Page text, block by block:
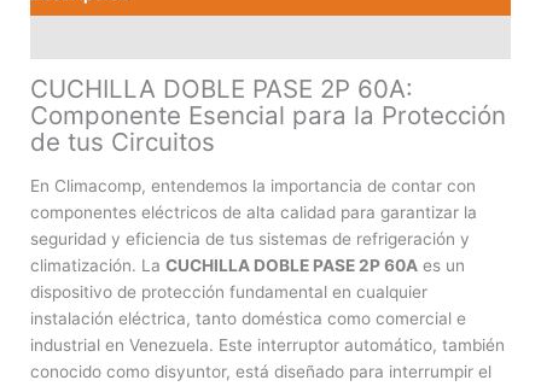
CUCHILLA DOBLE PASE 2P 60A:
Componente Esencial para la Protección
de tus Circuitos
En Climacomp, entendemos la importancia de contar con
componentes eléctricos de alta calidad para garantizar la
seguridad y eficiencia de tus sistemas de refrigeración y
climatización. La CUCHILLA DOBLE PASE 2P 60A es un
dispositivo de protección fundamental en cualquier
instalación eléctrica, tanto doméstica como comercial e
industrial en Venezuela. Este interruptor automático, también
conocido como disyuntor, está diseñado para interrumpir el